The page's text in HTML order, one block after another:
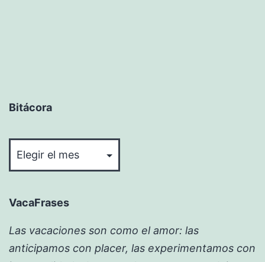
Bitácora
VacaFrases
Las vacaciones son como el amor: las
anticipamos con placer, las experimentamos con